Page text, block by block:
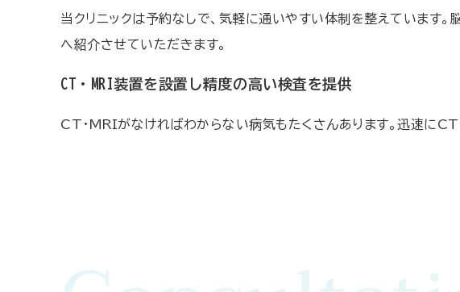
当クリニックは予約なしで、気軽に通いやすい体制を整えています
へ紹介させていただきます。
CT・MRI装置を設置し精度の高い検査を提供
CT・MRIがなければわからない病気もたくさんあります。迅速にCT